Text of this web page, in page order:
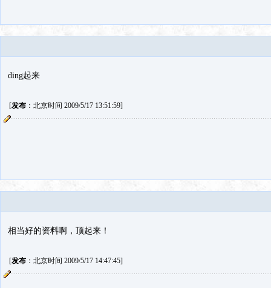
ding起来
[发布：北京时间 2009/5/17 13:51:59]
相当好的资料啊，顶起来！
[发布：北京时间 2009/5/17 14:47:45]